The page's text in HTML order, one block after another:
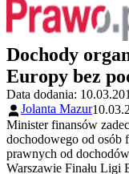
Dochody
Europy bez
Data dodania:
Jolanta Mazur
Minister finansów
dochodowego od osób
prawnych od
Warszawie Finału Ligi